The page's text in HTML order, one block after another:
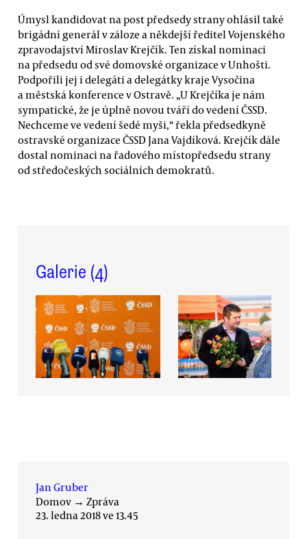
Úmysl kandidovat na post předsedy strany ohlásil také
brigádní generál v záloze a někdejší ředitel Vojenského
zpravodajství Miroslav Krejčík. Ten získal nominaci
na předsedu od své domovské organizace v Unhošti.
Podpořili jej i delegáti a delegátky kraje Vysočina
a městská konference v Ostravě. „U Krejčíka je nám
sympatické, že je úplně novou tváří do vedení ČSSD.
Nechceme ve vedení šedé myši,“ řekla předsedkyně
ostravské organizace ČSSD Jana Vajdíková. Krejčík dále
dostal nominaci na řadového místopředsedu strany
od středočeských sociálních demokratů.
Galerie (4)
Jan Gruber
Domov → Zpráva
23. ledna 2018 ve 13.45